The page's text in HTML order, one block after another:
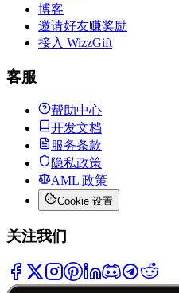
博客
邀请好友赚奖励
接入 WizzGift
客服
帮助中心
开发文档
服务条款
隐私政策
AML 政策
Cookie 设置
关注我们